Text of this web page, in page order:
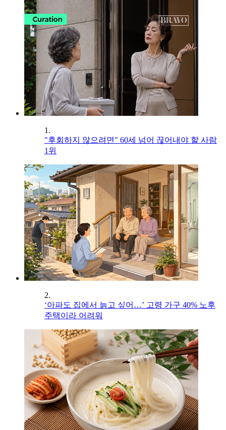
1.
"후회하지 않으려면" 60세 넘어 끊어내야 할 사람
1위
2.
‘아파도 집에서 늙고 싶어…’ 고령 가구 40% 노후
주택이라 어려워